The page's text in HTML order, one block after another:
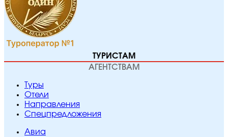
ТУРИСТАМ
АГЕНТСТВАМ
Туры
Отели
Направления
Спецпредложения
Авиа